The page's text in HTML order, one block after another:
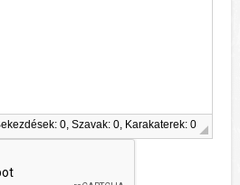
0, Szavak: 0, Karakaterek: 0